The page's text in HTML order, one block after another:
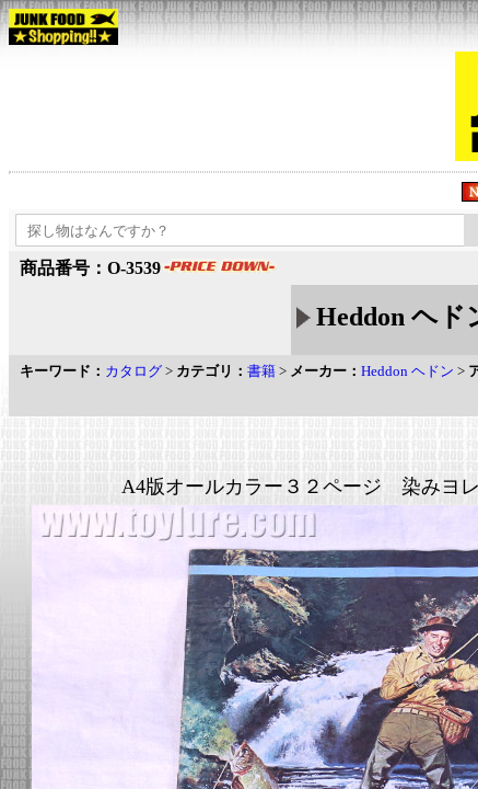
商品番号：O-3539
Heddon ヘ
キーワード： カタログ > カテゴリ： 書籍 > メーカー： Heddon ヘドン >
A4版オールカラー３２ページ 染みヨ